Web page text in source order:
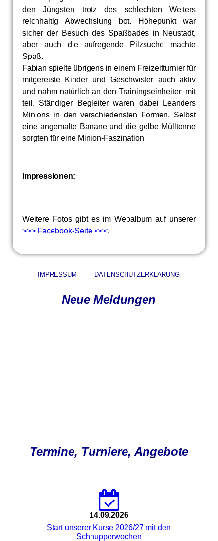
den Jüngsten trotz des schlechten Wetters
reichhaltig Abwechslung bot. Höhepunkt war
sicher der Besuch des Spaßbades in Neustadt,
aber auch die aufregende Pilzsuche machte
Spaß.
Fabian spielte übrigens in einem Freizeitturnier für
mitgereiste Kinder und Geschwister auch aktiv
und nahm natürlich an den Trainingseinheiten mit
teil. Ständiger Begleiter waren dabei Leanders
Minions in den verschiedensten Formen. Selbst
eine angemalte Banane und die gelbe Mülltonne
sorgten für eine Minion-Faszination.
Impressionen:
Weitere Fotos gibt es im Webalbum auf unserer
>>> Facebook-Seite <<<.
IMPRESSUM --- DATENSCHUTZERKLÄRUNG
Neue Meldungen
Termine, Turniere, Angebote
14.09.2026
Start unserer Kurse 2026/27 mit den
Schnupperwochen